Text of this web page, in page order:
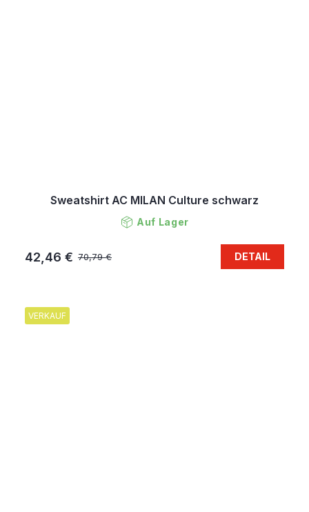
Sweatshirt AC MILAN Culture schwarz
Auf Lager
70,79 €
42,46 € DETAIL
VERKAUF